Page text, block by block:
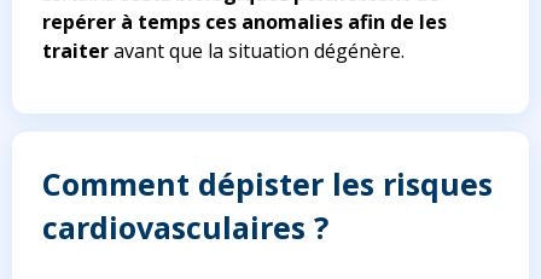
repérer à temps ces anomalies afin de les
traiteravant que la situation dégénère.
Comment dépister les risques
cardiovasculaires ?